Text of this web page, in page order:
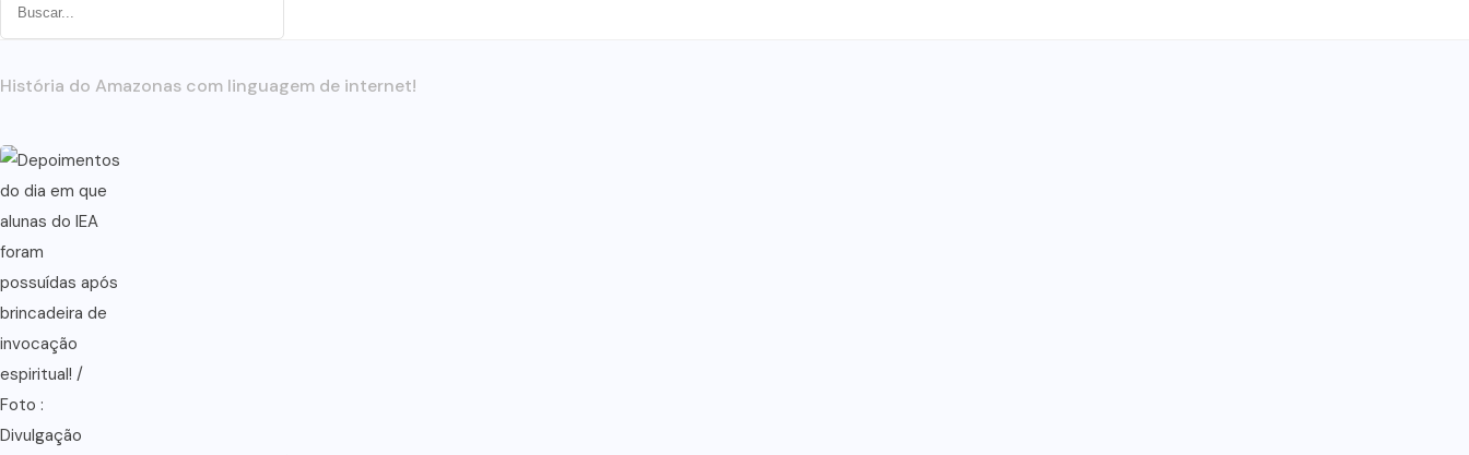
História do Amazonas com linguagem de internet!